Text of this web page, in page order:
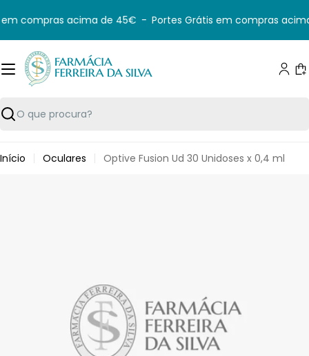
para
o
conteúdo
compras acima de 45€ - Portes Grátis em compras
Pesquisar
Início Oculares
Optive Fusion Ud 30 Unidoses x 0,4 ml
Abrir media em modal